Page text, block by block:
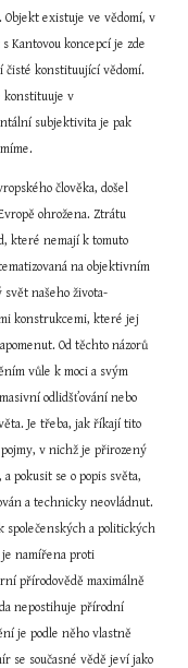
existuje ve vědomí, v
Kantovou koncepcí je zde
čisté konstituující vědomí.
konstituuje v
subjektivita je pak
člověka, došel
ohrožena. Ztrátu
které nemají k tomuto
na objektivním
svět našeho života-
konstrukcemi, které jej
Od těchto názorů
vůle k moci a svým
odlidšťování nebo
Je třeba, jak říkají tito
v nichž je přirozený
pokusit se o popis světa,
a technicky neovládnut.
společenských a politických
je namířena proti
přírodovědě maximálně
nepostihuje přírodní
je podle něho vlastně
se současné vědě jeví jako